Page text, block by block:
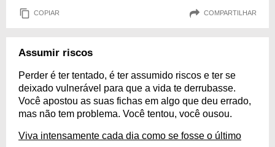
COPIAR COMPARTILHAR
Assumir riscos
Perder é ter tentado, é ter assumido riscos e ter se
deixado vulnerável para que a vida te derrubasse.
Você apostou as suas fichas em algo que deu errado,
mas não tem problema. Você tentou, você ousou.
Viva intensamente cada dia como se fosse o último